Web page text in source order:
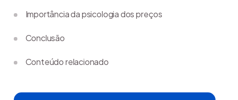
Importância da psicologia dos preços
Conclusão
Conteúdo relacionado